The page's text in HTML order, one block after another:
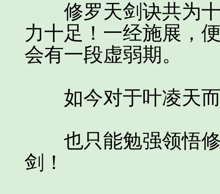
修罗天剑诀共为十
力十足！一经施展，
会有一段虚弱期。
如今对于叶凌天
也只能勉强领悟修
剑！